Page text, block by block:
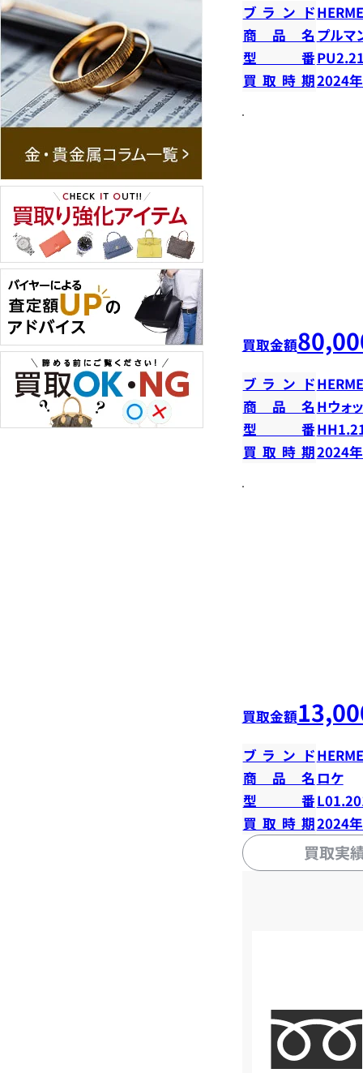
ブランド
商品名 プルマ
型番
買取時期2024
買取金額
ブランド
商品名 Hウォ
型番
買取時期2024
買取金額
ブランド
商品名 ロケ
型番
買取時期2024
買取実